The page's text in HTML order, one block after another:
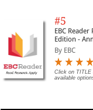
#5
EBC
Edition -
Subscription
eBooks
By EBC
Click on TITLE
available